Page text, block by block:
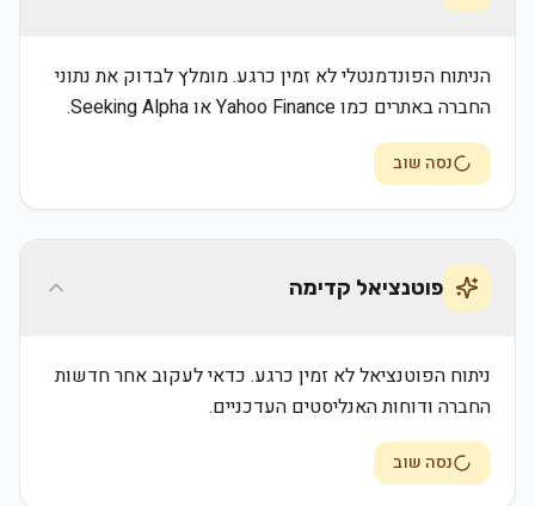
הניתוח הפונדמנטלי לא זמין כרגע. מומלץ לבדוק את נתוני
החברה באתרים כמו Yahoo Finance או Seeking Alpha.
נסה שוב
פוטנציאל קדימה
ניתוח הפוטנציאל לא זמין כרגע. כדאי לעקוב אחר חדשות
החברה ודוחות האנליסטים העדכניים.
נסה שוב